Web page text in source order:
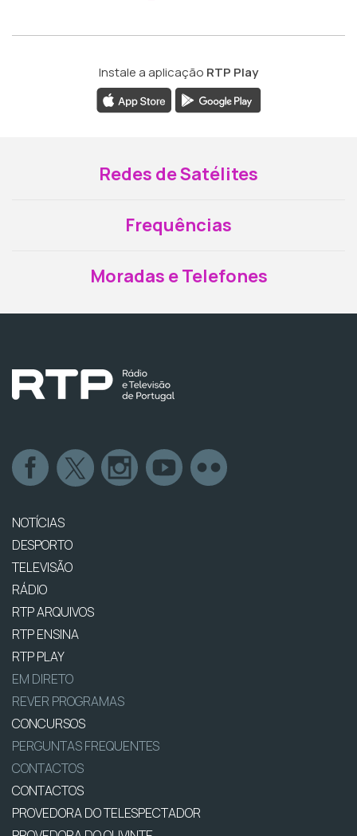
Instale a aplicação RTP Play
Redes de Satélites
Frequências
Moradas e Telefones
NOTÍCIAS
DESPORTO
TELEVISÃO
RÁDIO
RTP ARQUIVOS
RTP ENSINA
RTP PLAY
EM DIRETO
REVER PROGRAMAS
CONCURSOS
PERGUNTAS FREQUENTES
CONTACTOS
CONTACTOS
PROVEDORA DO TELESPECTADOR